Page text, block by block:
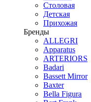
Столовая
Детская
Прихожая
Бренды
ALLEGRI
Apparatus
ARTERIORS
Badari
Bassett Mirror
Baxter
Bella Figura